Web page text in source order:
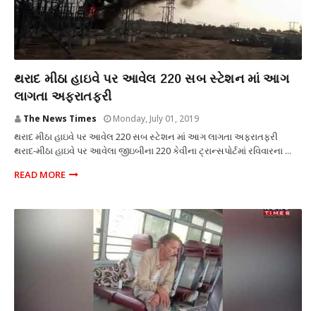
થરાદ મીઠા હાઇવે પર આવેલ 220 સબ સ્ટેશન માં આગ
લાગતા અફરાતફરી
The News Times Monday, July 01, 2019
થરાદ મીઠા હાઇવે પર આવેલ 220 સબ સ્ટેશન માં આગ લાગતા અફરાતફરી
થરાદ-મીઠા હાઇવે પર આવેલા જીઇબીના 220 કેવીના ટ્રાન્સપોર્ટમાં રવિવારના ...
READ MORE